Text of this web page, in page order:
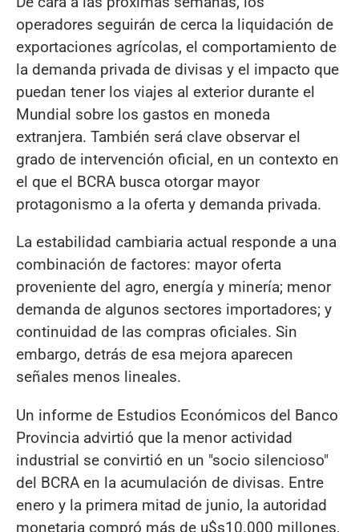
operadores seguirán de cerca la liquidación de
exportaciones agrícolas, el comportamiento de
la demanda privada de divisas y el impacto que
puedan tener los viajes al exterior durante el
Mundial sobre los gastos en moneda
extranjera. También será clave observar el
grado de intervención oficial, en un contexto en
el que el BCRA busca otorgar mayor
protagonismo a la oferta y demanda privada.
La estabilidad cambiaria actual responde a una
combinación de factores: mayor oferta
proveniente del agro, energía y minería; menor
demanda de algunos sectores importadores; y
continuidad de las compras oficiales. Sin
embargo, detrás de esa mejora aparecen
señales menos lineales.
Un informe de Estudios Económicos del Banco
Provincia advirtió que la menor actividad
industrial se convirtió en un "socio silencioso"
del BCRA en la acumulación de divisas. Entre
enero y la primera mitad de junio, la autoridad
monetaria compró más de u$s10.000 millones,